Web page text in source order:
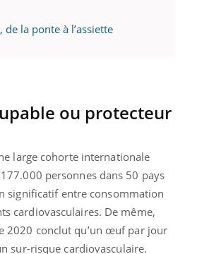
la ponte à l’assiette
ou protecteur
large cohorte internationale
personnes dans 50 pays
significatif entre consommation
cardiovasculaires. De même,
2020 conclut qu’un œuf par jour
sur-risque cardiovasculaire.